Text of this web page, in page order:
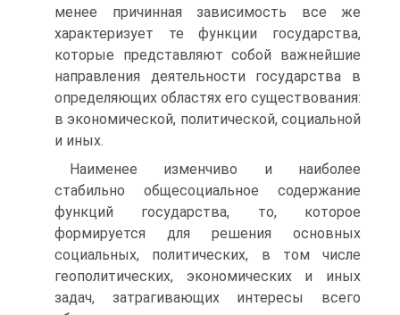
менее причинная зависимость все же
характеризует те функции государства,
которые представляют собой важнейшие
направления деятельности государства в
определяющих областях его существования:
в экономической, политической, социальной
и иных.
Наименее изменчиво и наиболее
стабильно общесоциальное содержание
функций государства, то, которое
формируется для решения основных
социальных, политических, в том числе
геополитических, экономических и иных
задач, затрагивающих интересы всего